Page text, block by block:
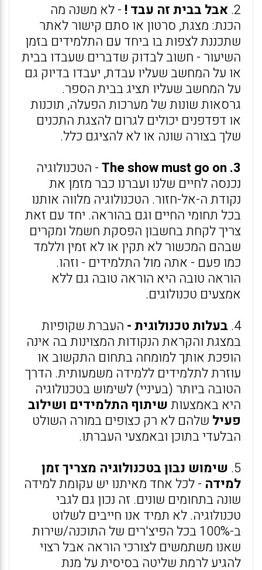
2. אבל בבית זה עבד ! - לא משנה מה
הכנת: מצגת, סרטון או סתם קישור לאתר
שתכננת לצפות בו ביחד עם התלמידים בזמן
השיעור - חשוב לבדוק שדברים שעבדו בבית
או על המחשב שעליו עבדת, יעבדו בדיוק גם
על המחשב שעליו תציג בבית הספר.
גרסאות שונות של מערכות הפעלה, תוכנות
או דפדפנים יכולים לגרום להצגת התכנים
שלך בצורה שונה או לא להציגם כלל.
3. The show must go on
- הטכנולוגיה
נכנסה לחיים שלנו ועברנו כבר מזמן את
נקודת ה-אל-חזור. הטכנולוגיה מלווה אותנו
בכל תחומי החיים וגם בהוראה. יחד עם זאת
צריך לקחת בחשבון הפסקת חשמל ומקרים
שבהם המכשור לא תקין או לא זמין וללמד
כמו פעם - אתה מול התלמידים - וזהו.
הוראה טובה היא הוראה טובה גם ללא
אמצעים טכנולוגים.
4. בעלות טכנולוגית - העברת שקופיות
במצגת והקראת הנקודות המצוינות בה אינה
הופכת אותך למומחה בתחום התקשוב או
עוזרת לתלמידים ללמידה משמעותית. הדרך
הטובה ביותר (בעיניי) לשימוש בטכנולוגיה
היא באמצעותשיתוף התלמידים ושילוב
פעיל שלהם לא רק כצופים במורה השולט
הבלעדי בתוכן ובאמצעי העברתו.
5. שימוש נבון בטכנולוגיה מצריך זמן
למידה - לכל אחד מאיתנו יש עקומת למידה
שונה בתחומים שונים. זה נכון גם לגבי
טכנולוגיה. לא תמיד אנו חייבים לשלוט
ב-100% בכל הפיצ'רים של התוכנה/שירות
שאנו משתמשים לצורכי הוראה אבל רצוי
להגיע לרמת שליטה בסיסית על מנת